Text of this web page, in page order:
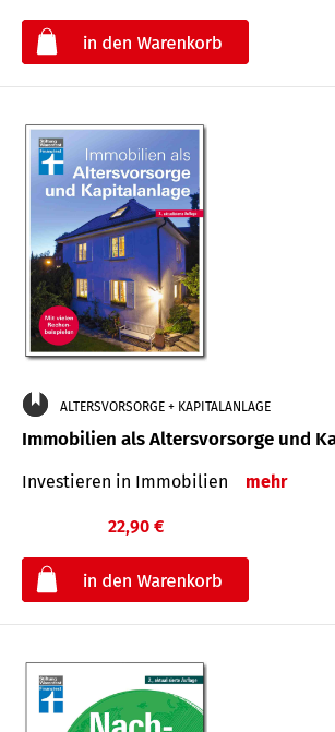
ALTERSVORSORGE + KAPITALANLAGE
Immobilien als Altersvorsorge und
Investieren in Immobilien mehr
22,90 €